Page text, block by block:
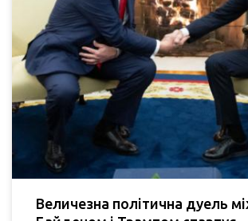
Величезна політична дуель